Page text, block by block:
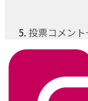
投票コメント